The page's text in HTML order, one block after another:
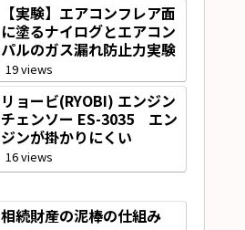
【実験】エアコンフレア面
に塗るナイログとエアコン
パルのガス漏れ防止力実験
19 views
リョービ(RYOBI) エンジン
チェンソー ES-3035 エン
ジンが掛かりにくい
16 views
相続財産の泥棒の仕組み